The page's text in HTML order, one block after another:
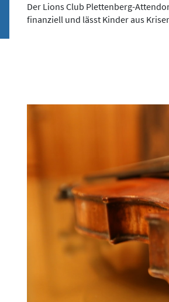
Der Lions Club Plettenberg-
finanziell und lässt Kinder aus